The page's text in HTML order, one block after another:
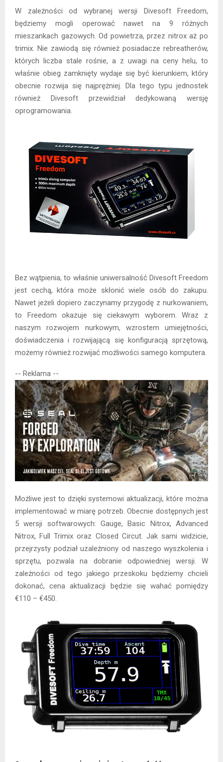
W zależności od wybranej wersji Divesoft Freedom,
będziemy mogli operować nawet na 9 różnych
mieszankach gazowych. Od powietrza, przez nitrox aż po
trimix. Nie zawiodą się również posiadacze rebreatherów,
których liczba stale rośnie, a z uwagi na ceny helu, to
właśnie obieg zamknięty wydaje się być kierunkiem, który
obecnie rozwija się najprężniej. Dla tego typu jednostek
również Divesoft przewidział dedykowaną wersję
oprogramowania.
Bez wątpienia, to właśnie uniwersalność Divesoft Freedom
jest cechą, która może skłonić wiele osób do zakupu.
Nawet jeżeli dopiero zaczynamy przygodę z nurkowaniem,
to Freedom okazuje się ciekawym wyborem. Wraz z
naszym rozwojem nurkowym, wzrostem umiejętności,
doświadczenia i rozwijającą się konfiguracją sprzętową,
możemy również rozwijać możliwości samego komputera.
-- Reklama --
Możliwe jest to dzięki systemowi aktualizacji, które można
implementować w miarę potrzeb. Obecnie dostępnych jest
5 wersji softwarowych: Gauge, Basic Nitrox, Advanced
Nitrox, Full Trimix oraz Closed Circut. Jak sami widzicie,
przejrzysty podział uzależniony od naszego wyszkolenia i
sprzętu, pozwala na dobranie odpowiedniej wersji. W
zależności od tego jakiego przeskoku będziemy chcieli
dokonać, cena aktualizacji będzie się wahać pomiędzy
€110 – €450.